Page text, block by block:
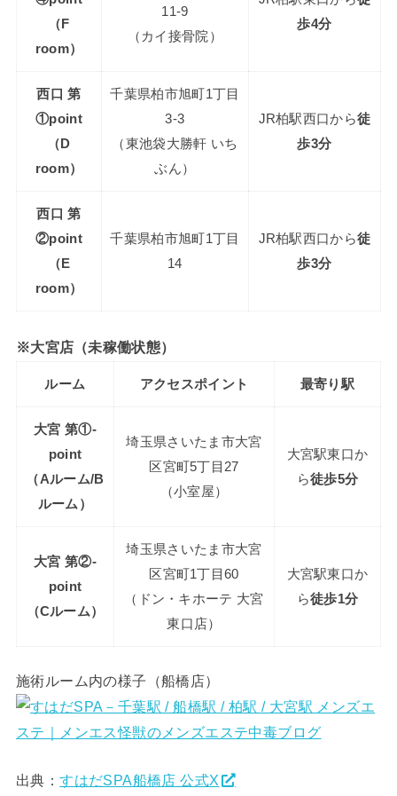
（F
room）
11-9
（カイ接骨院）
歩4分
西口 第
①point
（D
room）
千葉県柏市旭町1丁目
3-3
（東池袋大勝軒 いち
ぶん）
JR柏駅西口から徒
歩3分
西口 第
②point
（E
room）
千葉県柏市旭町1丁目
14
JR柏駅西口から徒
歩3分
※大宮店（未稼働状態）
ルーム アクセスポイント 最寄り駅
大宮 第①-
point
（Aルーム/B
ルーム）
埼玉県さいたま市大宮
区宮町5丁目27
（小室屋）
大宮駅東口か
ら徒歩5分
大宮 第②-
point
（Cルーム）
埼玉県さいたま市大宮
区宮町1丁目60
（ドン・キホーテ 大宮
東口店）
大宮駅東口か
ら徒歩1分
施術ルーム内の様子（船橋店）
出典：すはだSPA船橋店 公式X